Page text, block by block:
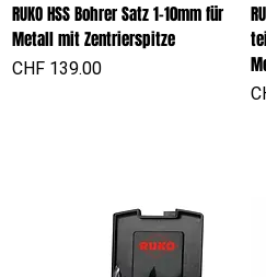
RUKO HSS Bohrer Satz 1-10mm für
Metall mit Zentrierspitze
Preis
CHF 139.00